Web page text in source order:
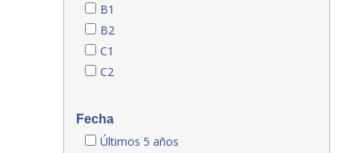
B1
B2
C1
C2
Fecha
Últimos 5 años